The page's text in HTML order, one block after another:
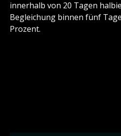
innerhalb von 20 Tagen
Begleichung binnen fünf
Prozent.